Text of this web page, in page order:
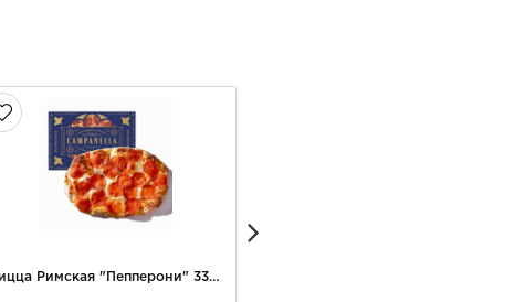
Пицца Римская "Пепперони" 330гр